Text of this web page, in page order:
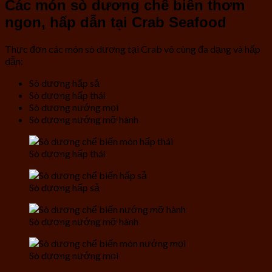
Các món sò dương chế biến thơm
ngon, hấp dẫn tại Crab Seafood
Thực đơn các món sò dương tại Crab vô cùng đa dạng và hấp
dẫn:
Sò dương hấp sả
Sò dương hấp thái
Sò dương nướng mọi
Sò dương nướng mỡ hành
Sò dương hấp thái
Sò dương hấp sả
Sò dương nướng mỡ hành
Sò dương nướng mọi